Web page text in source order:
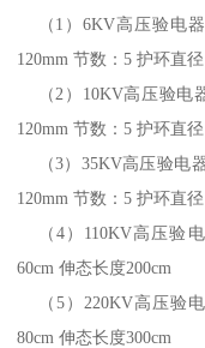
（1）6KV高压验
120mm 节数：5 护环
（2）10KV高压验
120mm 节数：5 护环
（3）35KV高压验
120mm 节数：5 护环
（4）110KV高压
60cm 伸态长度200cm
（5）220KV高压
80cm 伸态长度300cm